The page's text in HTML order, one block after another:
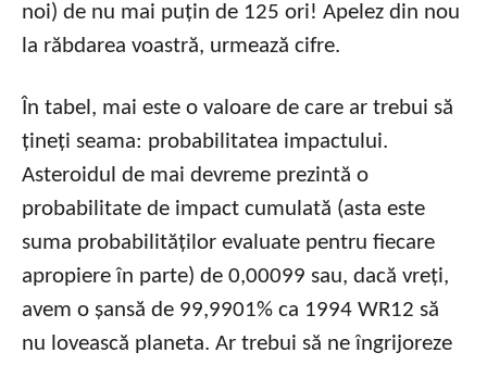
noi) de nu mai puțin de 125 ori! Apelez din nou
la răbdarea voastră, urmează cifre.
În tabel, mai este o valoare de care ar trebui să
țineți seama: probabilitatea impactului.
Asteroidul de mai devreme prezintă o
probabilitate de impact cumulată (asta este
suma probabilităților evaluate pentru fiecare
apropiere în parte) de 0,00099 sau, dacă vreți,
avem o șansă de 99,9901% ca 1994 WR12 să
nu lovească planeta. Ar trebui să ne îngrijoreze